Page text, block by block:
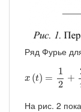
Ряд Фурье
x (t) =
1
2
+
=
На рис. 2